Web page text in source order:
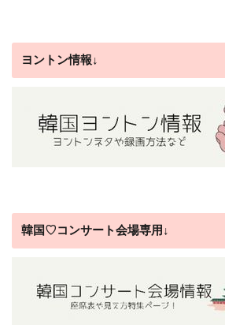
ヨントン情報↓
韓国♡コンサート会場専用↓